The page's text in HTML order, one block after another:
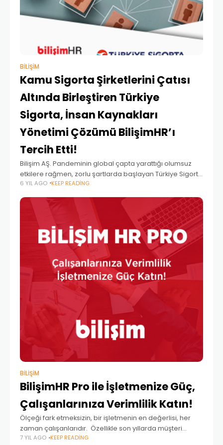
BILIŞIM
Kamu Sigorta Şirketlerini Çatısı
Altında Birleştiren Türkiye
Sigorta, İnsan Kaynakları
Yönetimi Çözümü BilişimHR’ı
Tercih Etti!
Bilişim AŞ. Pandeminin global çapta yarattığı olumsuz
etkilere rağmen, zorlu şartlarda başlayan Türkiye Sigorta
İnsan Kaynakları Yönetimi projesini başarıyla tamamladı.
Kamu sigorta şirketlerini çatısı altında birleştiren Türkiye
Sigorta’nın insan kaynakları
6 YIL AGO KEEP READING
BILIŞIM
BilişimHR Pro ile İşletmenize Güç,
Çalışanlarınıza Verimlilik Katın!
Ölçeği fark etmeksizin, bir işletmenin en değerlisi, her
zaman çalışanlarıdır. Özellikle son yıllarda müşteri
deneyimi değerinin de artmasıyla, insan kaynakları
7 YIL AGO KEEP READING